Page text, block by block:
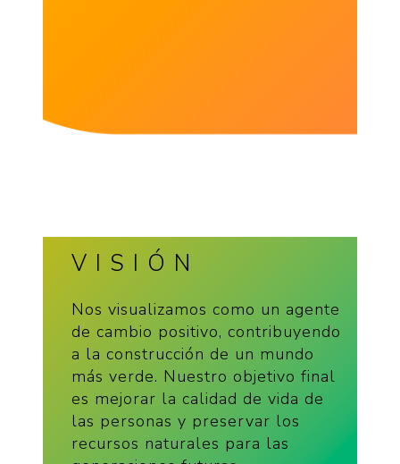
VISIÓN
Nos visualizamos como un agente
de cambio positivo, contribuyendo
a la construcción de un mundo
más verde. Nuestro objetivo final
es mejorar la calidad de vida de
las personas y preservar los
recursos naturales para las